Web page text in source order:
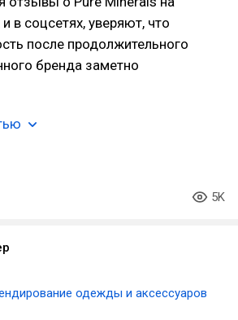
в соцсетях, уверяют, что
после продолжительного
бренда заметно
5K
одежды и аксессуаров